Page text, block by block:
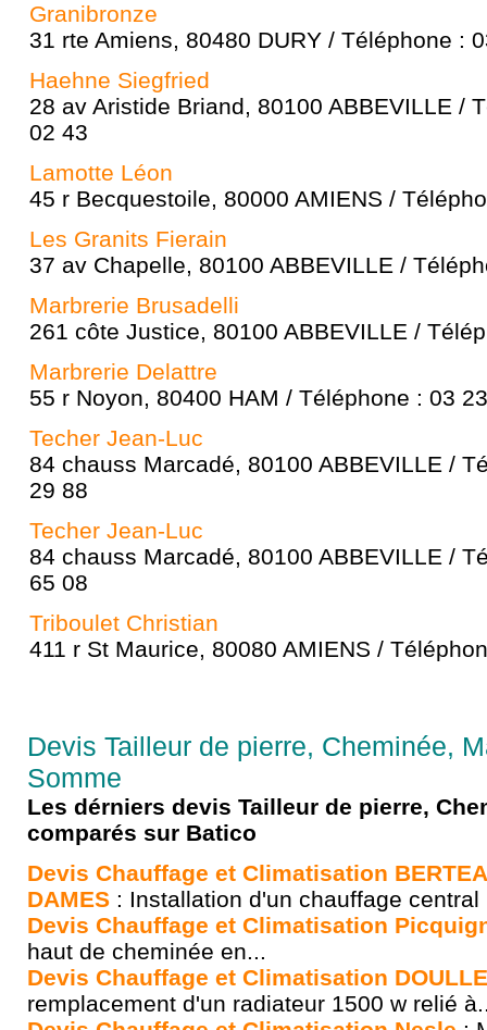
Granibronze
31 rte Amiens, 80480 DURY / Téléphone :
Haehne Siegfried
28 av Aristide Briand, 80100 ABBEVILLE /
02 43
Lamotte Léon
45 r Becquestoile, 80000 AMIENS /
Les Granits Fierain
37 av Chapelle, 80100 ABBEVILLE /
Marbrerie Brusadelli
261 côte Justice, 80100 ABBEVILLE /
Marbrerie Delattre
55 r Noyon, 80400 HAM / Téléphone : 03
Techer Jean-Luc
84 chauss Marcadé, 80100 ABBEVILLE /
29 88
Techer Jean-Luc
84 chauss Marcadé, 80100 ABBEVILLE /
65 08
Triboulet Christian
411 r St Maurice, 80080 AMIENS /
Devis Tailleur de pierre, Cheminée,
Somme
Les dérniers devis Tailleur de pierre,
comparés sur Batico
Devis Chauffage et Climatisation
DAMES : Installation d'un chauffage central
Devis Chauffage et Climatisation
haut de cheminée en...
Devis Chauffage et Climatisation
remplacement d'un radiateur 1500 w relié